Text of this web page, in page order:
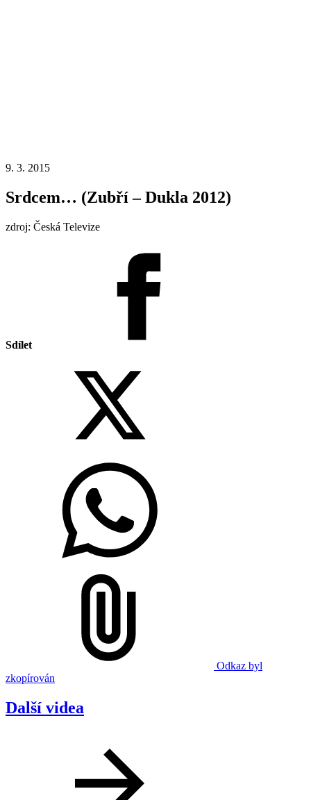
9. 3. 2015
Srdcem… (Zubří – Dukla 2012)
zdroj: Česká Televize
Sdílet
Odkaz byl
zkopírován
Další videa